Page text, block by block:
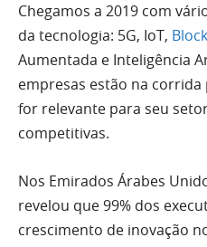
Chegamos a 2019 com
da tecnologia: 5G, IoT,
Aumentada e Inteligência
empresas estão na
for relevante para seu
competitivas.
Nos Emirados Árabes
revelou que 99% dos
crescimento de inovação